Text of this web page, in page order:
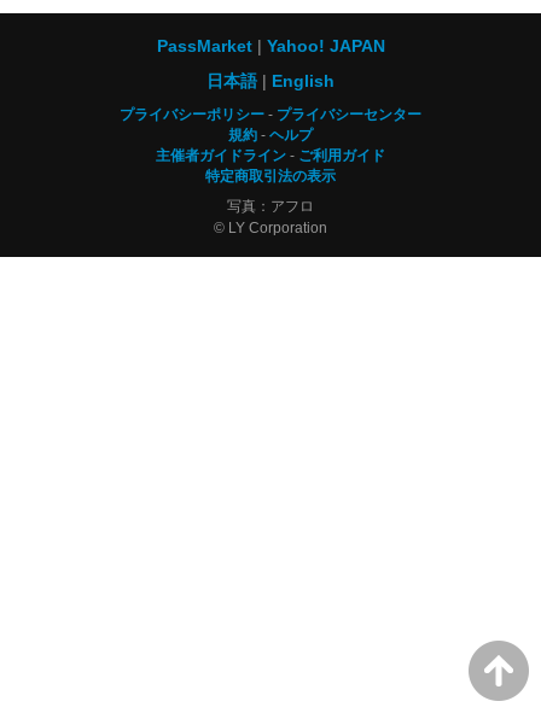
PassMarket
Yahoo! JAPAN
日本語
English
プライバシーポリシー
プライバシーセンター
規約
ヘルプ
主催者ガイドライン
ご利用ガイド
特定商取引法の表示
写真：アフロ
© LY Corporation